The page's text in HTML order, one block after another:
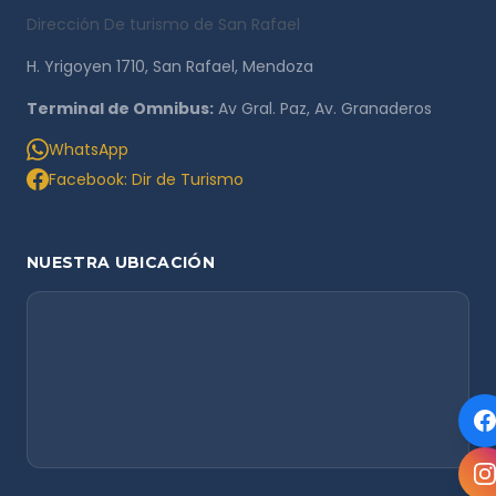
Dirección De turismo de San Rafael
H. Yrigoyen 1710, San Rafael, Mendoza
Terminal de Omnibus: Av Gral. Paz, Av. Granaderos
WhatsApp
Facebook: Dir de Turismo
NUESTRA UBICACIÓN